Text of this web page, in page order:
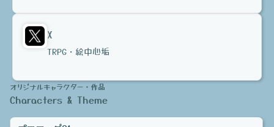
X
TRPG・絵中心垢
オリジナルキャラクター・作品
Characters & Theme